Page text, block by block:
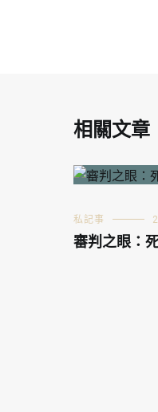
相關文章
私記事
審判之眼：